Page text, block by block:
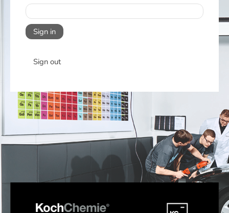
Sign in
Sign out